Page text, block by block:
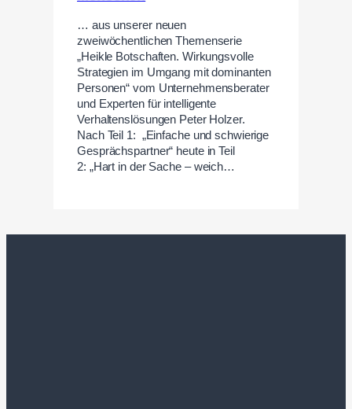
… aus unserer neuen
zweiwöchentlichen Themenserie
„Heikle Botschaften. Wirkungsvolle
Strategien im Umgang mit dominanten
Personen“ vom Unternehmensberater
und Experten für intelligente
Verhaltenslösungen Peter Holzer.
Nach Teil 1: „Einfache und schwierige
Gesprächspartner“ heute in Teil
2: „Hart in der Sache – weich…